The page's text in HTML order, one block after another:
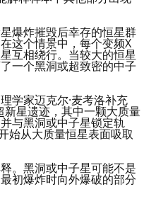
爆炸摧毁后幸存的恒星群
这个情景中，每个变频X
互相绕行。当较大的恒星
一个黑洞或超致密的中子
学家迈克尔·麦考洛补充
新星遗迹，其中一颗大质量
与黑洞或中子星锁定轨
始从大质量恒星表面吸取
。黑洞或中子星可能不是
初爆炸时向外爆破的部分